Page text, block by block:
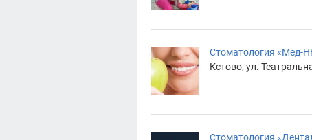
Стоматология «Мед-
Кстово, ул.
Стоматология